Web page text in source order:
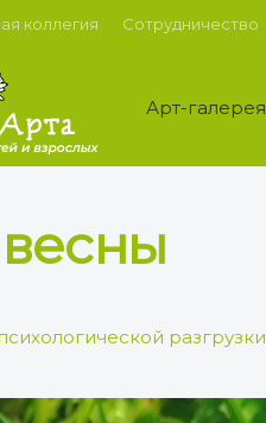
коллегия Сотрудничество
Арт-галерея
разгрузки